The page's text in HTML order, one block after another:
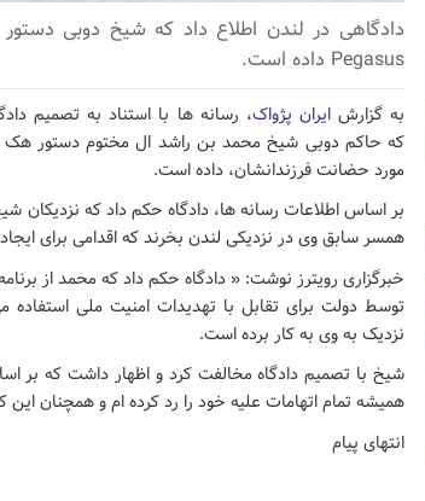
دادگاهی در لندن اطلاع داد که شیخ دوبی
Pegasus داده است.
به گزارشایران پژواک، رسانه ها با استناد به تصمیم
که حاکم دوبی شیخ محمد بن راشد ال مختوم دستور هک
مورد حضانت فرزندانشان، داده است.
بر اساس اطلاعات رسانه ها، دادگاه حکم داد که نزدیکان
همسر سابق وی در نزدیکی لندن بخرند که اقدامی برای
توسط دولت برای تقابل با تهدیدات امنیت ملی
نزدیک به وی به کار برده است.
شیخ با تصمیم دادگاه مخالفت کرد و اظهار داشت که بر
همیشه تمام اتهامات علیه خود را رد کرده ام و همچنان این
انتهای پیام